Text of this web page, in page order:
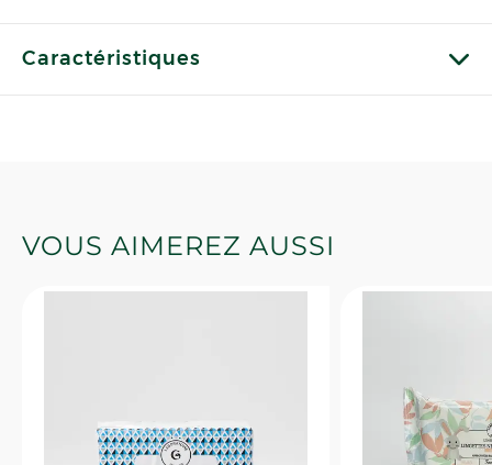
Caractéristiques
VOUS AIMEREZ AUSSI